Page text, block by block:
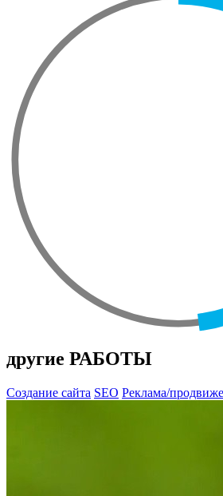
другие РАБОТЫ
Создание сайта SEO Реклама/